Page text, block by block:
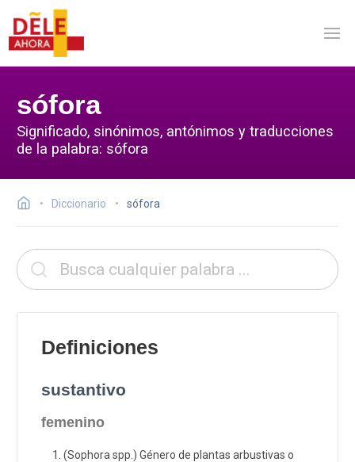
sófora
Significado, sinónimos, antónimos y traducciones
de la palabra: sófora
Diccionario sófora
Definiciones
sustantivo
femenino
(Sophora spp.) Género de plantas arbustivas o